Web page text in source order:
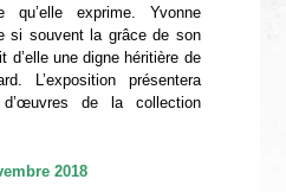
qu’elle exprime. Yvonne
si souvent la grâce de son
une digne héritière de
L’exposition présentera
de la collection
2018